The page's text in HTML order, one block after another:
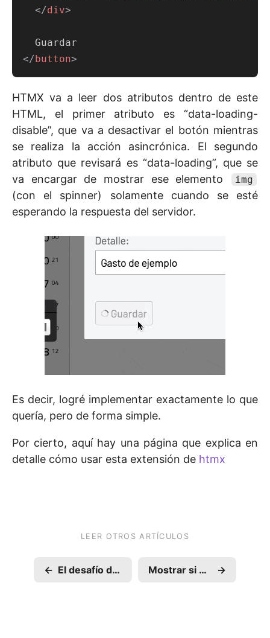
</div>
</button>
HTMX va a leer dos atributos dentro de este
HTML, el primer atributo es “data-loading-
disable”, que va a desactivar el botón mientras
se realiza la acción asincrónica. El segundo
atributo que revisará es “data-loading”, que se
va encargar de mostrar ese elemento
img
(con el spinner) solamente cuando se esté
esperando la respuesta del servidor.
Es decir, logré implementar exactamente lo que
quería, pero de forma simple.
Por cierto, aquí hay una página que explica en
detalle cómo usar esta extensión de htmx
LEER OTROS ARTÍCULOS
← El desafío de escribir todos los días Mostrar si estamos dentro de vim en zsh →